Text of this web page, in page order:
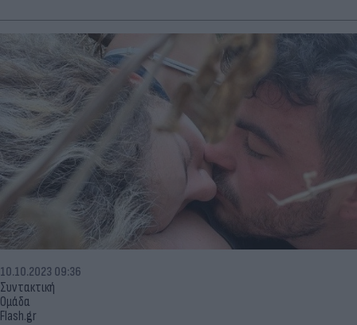
Συντακτική
Ομάδα
Flash.gr
10.10.2023 09:36